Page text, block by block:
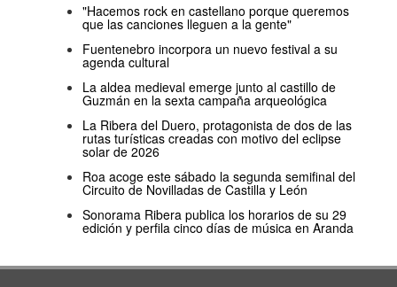
"Hacemos rock en castellano porque queremos
que las canciones lleguen a la gente"
Fuentenebro incorpora un nuevo festival a su
agenda cultural
La aldea medieval emerge junto al castillo de
Guzmán en la sexta campaña arqueológica
La Ribera del Duero, protagonista de dos de las
rutas turísticas creadas con motivo del eclipse
solar de 2026
Roa acoge este sábado la segunda semifinal del
Circuito de Novilladas de Castilla y León
Sonorama Ribera publica los horarios de su 29
edición y perfila cinco días de música en Aranda